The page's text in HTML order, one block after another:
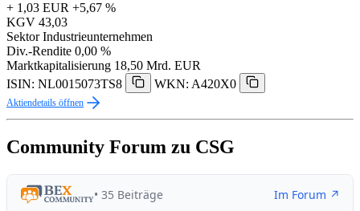
+ 1,03 EUR +5,67 %
KGV 43,03
Sektor Industrieunternehmen
Div.-Rendite 0,00 %
Marktkapitalisierung 18,50 Mrd. EUR
ISIN: NL0015073TS8
WKN: A420X0
Aktiendetails öffnen
Community Forum zu CSG